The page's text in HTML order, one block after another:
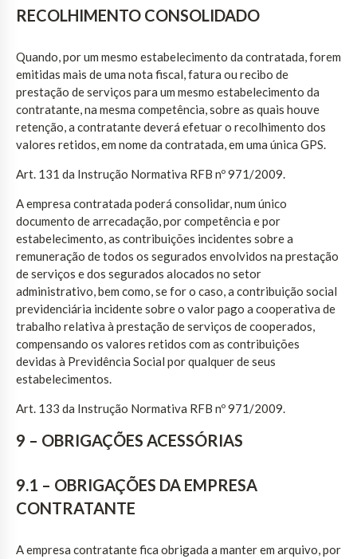
RECOLHIMENTO CONSOLIDADO
Quando, por um mesmo estabelecimento da contratada, forem
emitidas mais de uma nota fiscal, fatura ou recibo de
prestação de serviços para um mesmo estabelecimento da
contratante, na mesma competência, sobre as quais houve
retenção, a contratante deverá efetuar o recolhimento dos
valores retidos, em nome da contratada, em uma única GPS.
Art. 131 da Instrução Normativa RFB nº 971/2009.
A empresa contratada poderá consolidar, num único
documento de arrecadação, por competência e por
estabelecimento, as contribuições incidentes sobre a
remuneração de todos os segurados envolvidos na prestação
de serviços e dos segurados alocados no setor
administrativo, bem como, se for o caso, a contribuição social
previdenciária incidente sobre o valor pago a cooperativa de
trabalho relativa à prestação de serviços de cooperados,
compensando os valores retidos com as contribuições
devidas à Previdência Social por qualquer de seus
estabelecimentos.
Art. 133 da Instrução Normativa RFB nº 971/2009.
9 – OBRIGAÇÕES ACESSÓRIAS
9.1 – OBRIGAÇÕES DA EMPRESA
CONTRATANTE
A empresa contratante fica obrigada a manter em arquivo, por